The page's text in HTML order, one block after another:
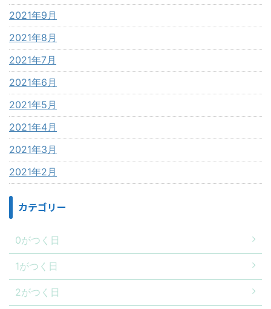
2021年9月
2021年8月
2021年7月
2021年6月
2021年5月
2021年4月
2021年3月
2021年2月
カテゴリー
0がつく日
1がつく日
2がつく日